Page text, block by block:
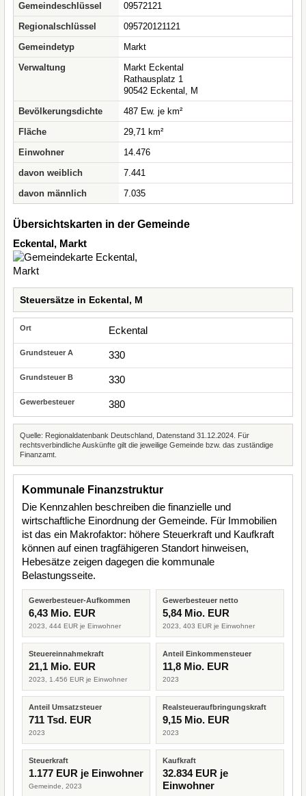
Gemeindeschlüssel
09572121
Regionalschlüssel
095720121121
Gemeindetyp
Markt
Verwaltung
Markt Eckental
Rathausplatz 1
90542 Eckental, M
Bevölkerungsdichte
487 Ew. je km²
Fläche
29,71 km²
Einwohner
14.476
davon weiblich
7.441
davon männlich
7.035
Übersichtskarten in der Gemeinde
Eckental, Markt
Steuersätze in Eckental, M
Eckental
330
330
380
Quelle: Regionaldatenbank Deutschland, Datenstand 31.12.2024. Für
rechtsverbindliche Auskünfte gilt die jeweilige Gemeinde bzw. das zuständige
Finanzamt.
Kommunale Finanzstruktur
Die Kennzahlen beschreiben die finanzielle und
wirtschaftliche Einordnung der Gemeinde. Für Immobilien
ist das ein Makrofaktor: höhere Steuerkraft und Kaufkraft
können auf einen tragfähigeren Standort hinweisen,
Hebesätze zeigen dagegen die kommunale
Belastungsseite.
Gewerbesteuer-Aufkommen
6,43 Mio. EUR
2023, 444 EUR je Einwohner
Gewerbesteuer netto
5,84 Mio. EUR
2023, 403 EUR je Einwohner
Steuereinnahmekraft
21,1 Mio. EUR
2023, 1.456 EUR je Einwohner
Anteil Einkommensteuer
11,8 Mio. EUR
2023
Anteil Umsatzsteuer
711 Tsd. EUR
2023
Realsteueraufbringungskraft
9,15 Mio. EUR
2023
Steuerkraft
1.177 EUR je Einwohner
Gemeinde, 2023
Kaufkraft
32.834 EUR je
Einwohner